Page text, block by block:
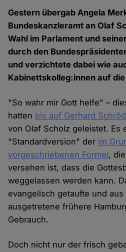
Gestern übergab Angela
Bundeskanzleramt an Olaf
Wahl im Parlament und
durch den
und verzichtete dabei wie
Kabinettskolleg:innen auf
"So wahr mir Gott helfe" –
hatten bis auf Gerhard
von Olaf Scholz geleistet. Es
"Standardversion" der im
vorgeschriebenen Formel,
versehen ist, dass die
weggelassen werden kann.
evangelisch getaufte und aus
ausgetretene frühere
Gebrauch.
Doch nicht nur der frisch